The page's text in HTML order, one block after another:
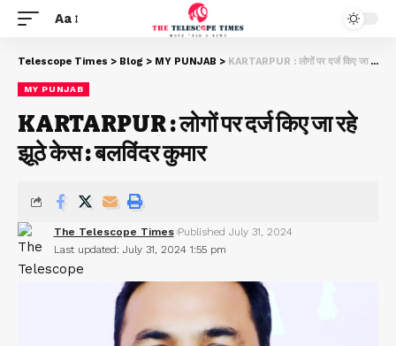
Aa
Telescope Times > Blog > MY PUNJAB > KARTARPUR : लोगों पर दर्ज किए जा रहे झूठे केस : बलविंदर कुमार
MY PUNJAB
KARTARPUR : लोगों पर दर्ज किए जा रहे
झूठे केस : बलविंदर कुमार
Last updated: July 31, 2024 1:55 pm
The Telescope Times Published July 31, 2024